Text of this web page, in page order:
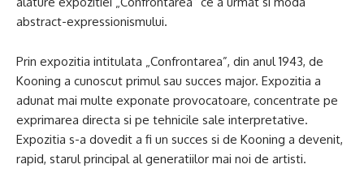
abstract-expressionismului.
Prin expozitia intitulata „Confrontarea”, din anul 1943, de
Kooning a cunoscut primul sau succes major. Expozitia a
adunat mai multe exponate provocatoare, concentrate pe
exprimarea directa si pe tehnicile sale interpretative.
Expozitia s-a dovedit a fi un succes si de Kooning a devenit,
rapid, starul principal al generatiilor mai noi de artisti.